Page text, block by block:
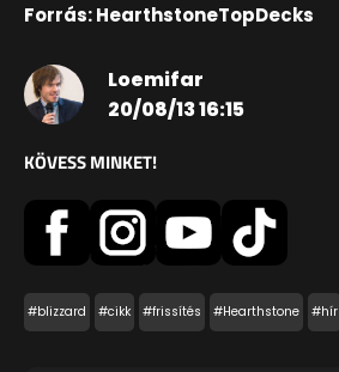
Forrás: HearthstoneTopDecks
Loemifar
20/08/13 16:15
KÖVESS MINKET!
#blizzard #cikk #frissítés #Hearthstone #hír